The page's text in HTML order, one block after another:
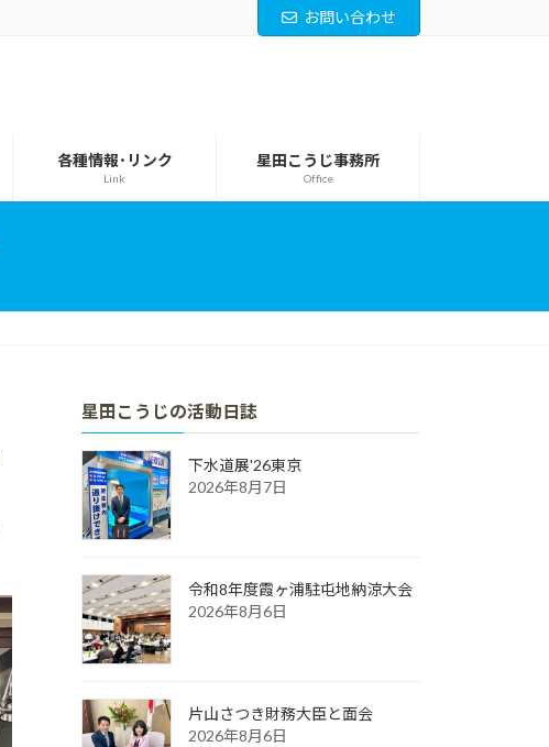
お問い合わせ
各種情報･リンク
Link
星田こうじ事務所
Office
星田こうじの活動日誌
下水道展'26東京
2026年8月7日
令和8年度霞ヶ浦駐屯地納涼大会
2026年8月6日
片山さつき財務大臣と面会
2026年8月6日